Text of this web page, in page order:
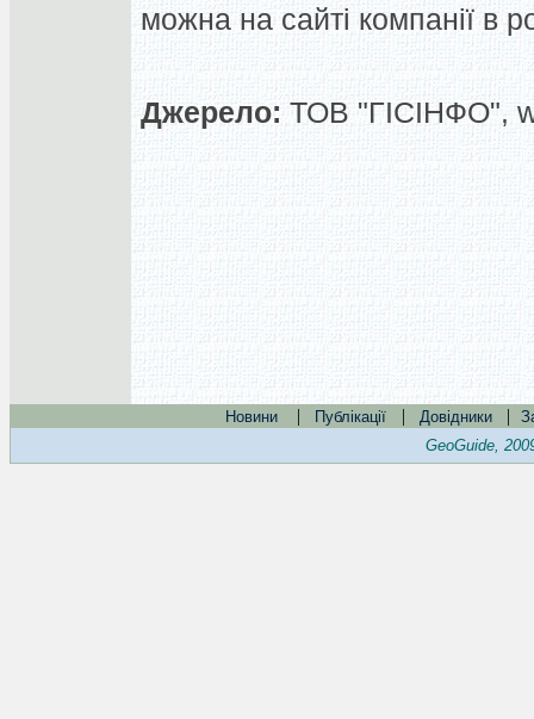
можна на сайті компанії в
Джерело: ТОВ "ГІСІНФО",
Новини | Публікації | Довідники |
GeoGuide,